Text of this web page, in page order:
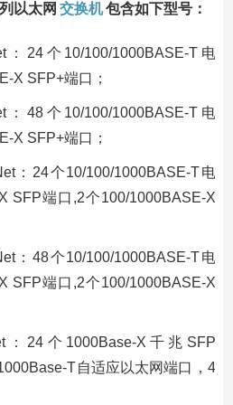
以太网 交换机包含如下型号：
：24个10/100/1000BASE-T电
X SFP+端口；
：48个10/100/1000BASE-T电
X SFP+端口；
：24个10/100/1000BASE-T电
SFP端口,2个100/1000BASE-X
：48个10/100/1000BASE-T电
SFP端口,2个100/1000BASE-X
：24个1000Base-X千兆SFP
T自适应以太网端口，4